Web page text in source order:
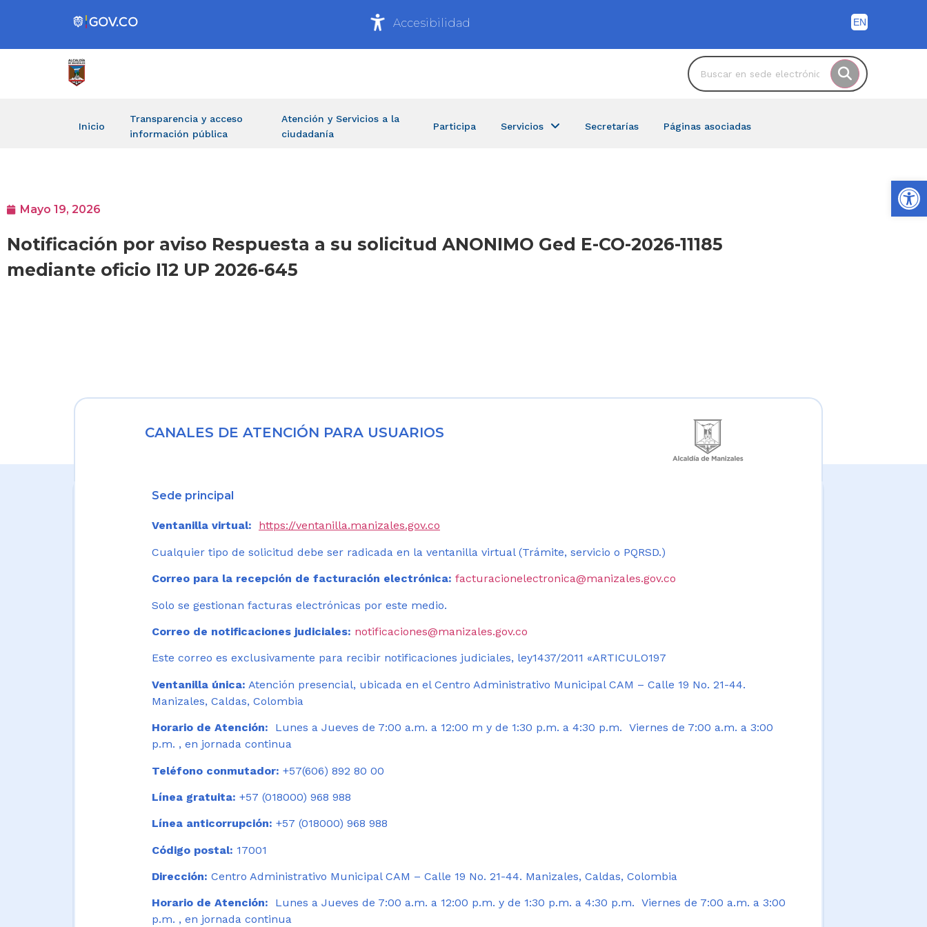
Accesibilidad
Inicio
Transparencia y acceso
información pública
Atención y Servicios a la
ciudadanía
Participa Servicios Secretarías Páginas asociadas
Mayo 19, 2026
Notificación por aviso Respuesta a su solicitud ANONIMO Ged E-CO-2026-11185
mediante oficio I12 UP 2026-645
CANALES DE ATENCIÓN PARA USUARIOS
Sede principal
Ventanilla virtual: https://ventanilla.manizales.gov.co
Cualquier tipo de solicitud debe ser radicada en la ventanilla virtual (Trámite, servicio o PQRSD.)
Correo para la recepción de facturación electrónica: facturacionelectronica@manizales.gov.co
Solo se gestionan facturas electrónicas por este medio.
Correo de notificaciones judiciales: notificaciones@manizales.gov.co
Este correo es exclusivamente para recibir notificaciones judiciales, ley1437/2011 «ARTICULO197
Ventanilla única: Atención presencial, ubicada en el Centro Administrativo Municipal CAM – Calle 19 No. 21-44.
Manizales, Caldas, Colombia
Horario de Atención:
Lunes a Jueves de 7:00 a.m. a 12:00 m y de 1:30 p.m. a 4:30 p.m. Viernes de 7:00 a.m. a 3:00
p.m. , en jornada continua
Teléfono conmutador: +57(606) 892 80 00
Línea gratuita: +57 (018000) 968 988
Línea anticorrupción: +57 (018000) 968 988
Código postal: 17001
Dirección: Centro Administrativo Municipal CAM – Calle 19 No. 21-44. Manizales, Caldas, Colombia
Horario de Atención: Lunes a Jueves de 7:00 a.m. a 12:00 p.m. y de 1:30 p.m. a 4:30 p.m. Viernes de 7:00 a.m. a 3:00
p.m. , en jornada continua